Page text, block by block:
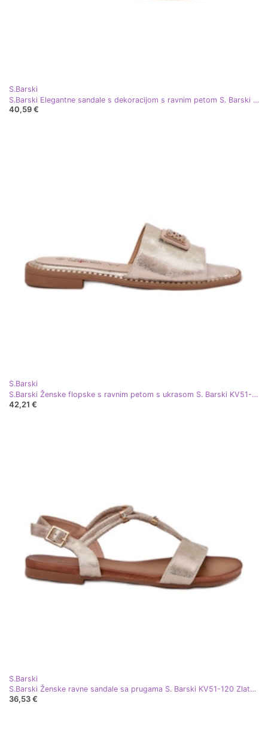
S.Barski
S.Barski Elegantne sandale s dekoracijom s ravnim petom S. Barski KV51-003 zlato zlatni
40,59 €
S.Barski
S.Barski Ženske flopske s ravnim petom s ukrasom S. Barski KV51-089 zlato zlatni
42,21 €
S.Barski
S.Barski Ženske ravne sandale sa prugama S. Barski KV51-120 Zlato zlatni
36,53 €